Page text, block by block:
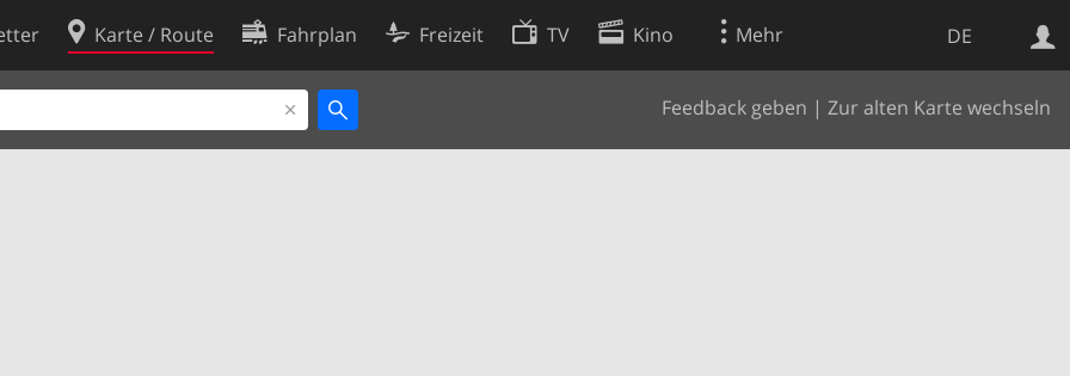
DE
Karte / Route Fahrplan Freizeit TV Kino Mehr
Feedback geben | Zur alten Karte wechseln
Websuche
Cookie-Richtlinie
Cookie-Einstellungen